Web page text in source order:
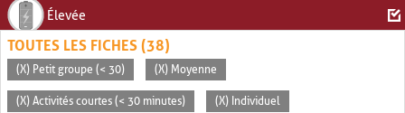
Élevée
TOUTES LES FICHES (38)
(X) Petit groupe (< 30) (X) Moyenne
(X) Activités courtes (< 30 minutes) (X) Individuel